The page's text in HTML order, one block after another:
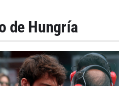
de Hungría